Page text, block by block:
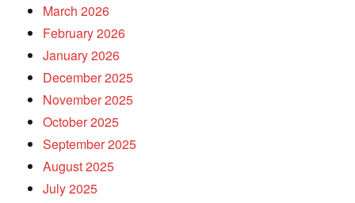
March 2026
February 2026
January 2026
December 2025
November 2025
October 2025
September 2025
August 2025
July 2025